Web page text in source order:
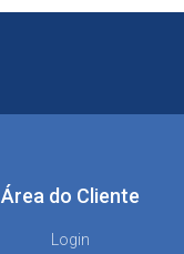
Área do Cliente
Login